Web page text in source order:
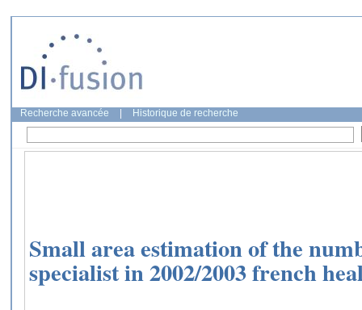
Recherche avancée Historique de recherche
Small area estimation of the
specialist in 2002/2003 french